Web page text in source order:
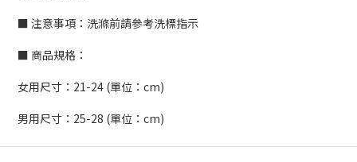
■ 注意事項：洗滌前請參考洗標指示
■ 商品規格：
女用尺寸：21-24 (單位：cm)
男用尺寸：25-28 (單位：cm)